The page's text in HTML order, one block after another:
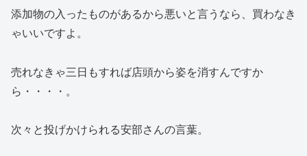
添加物の入ったものがあるから悪いと言うなら、買わなき
ゃいいですよ。
売れなきゃ三日もすれば店頭から姿を消すんですか
ら・・・・。
次々と投げかけられる安部さんの言葉。